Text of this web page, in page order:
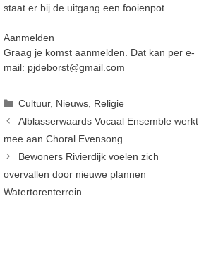
staat er bij de uitgang een fooienpot.
Aanmelden
Graag je komst aanmelden. Dat kan per e-
mail: pjdeborst@gmail.com
Categorieën
Cultuur, Nieuws, Religie
Alblasserwaards Vocaal Ensemble werkt
mee aan Choral Evensong
Bewoners Rivierdijk voelen zich
overvallen door nieuwe plannen
Watertorenterrein